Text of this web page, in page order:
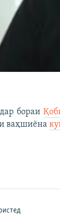
бораи
ваҳшиёна